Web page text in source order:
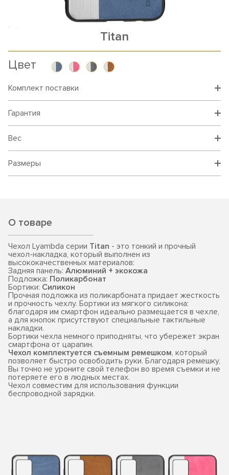
Titan
Цвет
Комплект поставки
Гарантия
Вес
Размеры
О товаре
Чехол Lyambda серии Titan - это тонкий и прочный
чехол-накладка, который выполнен из
высококачественных материалов:
Задняя панель: Алюминий + экокожа
Подложка: Поликарбонат
Бортики: Силикон
Прочная подложка из поликарбоната придает жесткость
и прочность чехлу. Бортики из мягкого силикона:
благодаря им смартфон идеально размещается в чехле,
а для кнопок присутствуют специальные тактильные
накладки.
Бортики чехла немного приподняты, что убережет экран
смартфона от царапин.
Чехол комплектуется съемным ремешком, который
позволяет быстро освободить руки. Благодаря ремешку,
Вы точно не уроните свой телефон во время съемки и не
потеряете его в людных местах.
Чехол совместим для использования функции
беспроводной зарядки.